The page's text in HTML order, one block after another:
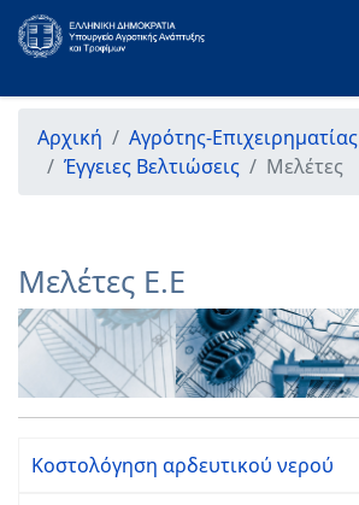
Αρχική
Αγρότης-Επιχειρηματίας
Έγγειες Βελτιώσεις
Μελέτες
Μελέτες Ε.Ε
Κοστολόγηση αρδευτικού νερού